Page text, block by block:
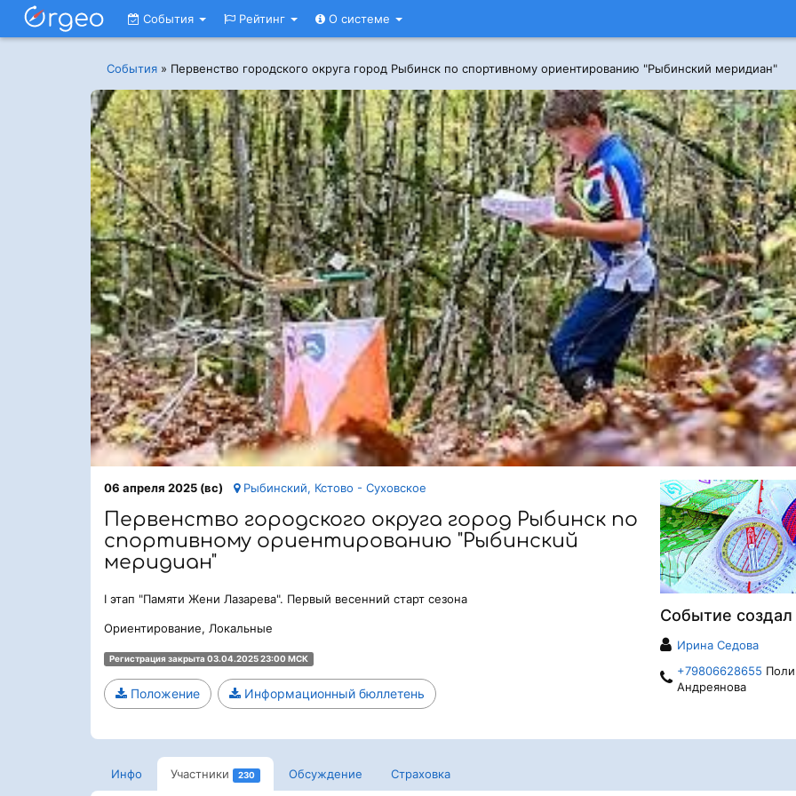
События Рейтинг О системе
События » Первенство городского округа город Рыбинск по спортивному ориентированию "Рыбинский меридиан"
Событие создал
Ирина Седова
+79806628655
Андреянова
06 апреля 2025 (вс) Рыбинский, Кстово - Суховское
Первенство городского округа город Рыбинск по
спортивному ориентированию "Рыбинский
меридиан"
I этап "Памяти Жени Лазарева". Первый весенний старт сезона
Ориентирование, Локальные
Регистрация закрыта 03.04.2025 23:00 МСК
Положение Информационный бюллетень
Инфо Участники 230 Обсуждение Страховка